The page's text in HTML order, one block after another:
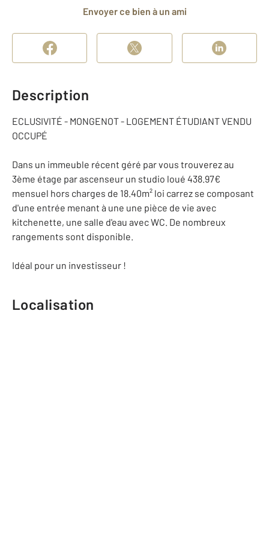
Envoyer ce bien à un ami
Description
ECLUSIVITÉ - MONGENOT - LOGEMENT ÉTUDIANT VENDU
OCCUPÉ
Dans un immeuble récent géré par vous trouverez au
3ème étage par ascenseur un studio loué 438.97€
mensuel hors charges de 18.40m² loi carrez se composant
d'une entrée menant à une une pièce de vie avec
kitchenette, une salle d'eau avec WC. De nombreux
rangements sont disponible.
Idéal pour un investisseur !
Localisation